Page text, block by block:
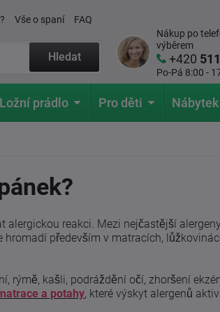
Vše o spaní FAQ
Hledat
Nákup po
výběrem
+420
Po-Pá 8:00 -
Ložní prádlo Pro děti Nábytek
alergickou reakci. Mezi nejčastější
především v matracích,
rýmě, kašli, podráždění očí, zhoršení
a potahy, které výskyt alergenů